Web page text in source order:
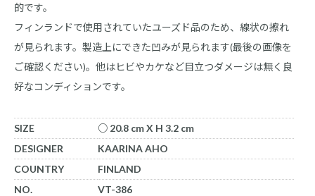
的です。
フィンランドで使用されていたユーズド品のため、線状の擦れ
が見られます。製造上にできた凹みが見られます(最後の画像を
ご確認ください)。他はヒビやカケなど目立つダメージは無く良
好なコンディションです。
SIZE
○ 20.8 cm X H 3.2 cm
DESIGNER
KAARINA AHO
COUNTRY
FINLAND
NO.
VT-386